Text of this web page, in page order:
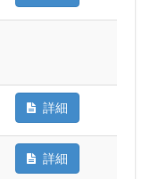
詳細
詳細